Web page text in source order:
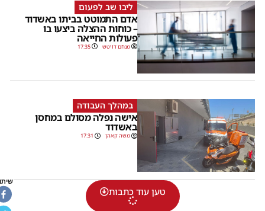
ליבו שב לפעום
אדם התמוטט בביתו באשדוד
– כוחות ההצלה ביצעו בו
פעולות החייאה
מנחם דויטש 17:35
במהלך העבודה
אישה נפלה מסולם במחסן
באשדוד
משה קאהן 17:31
טען עוד כתבות
שיתוף